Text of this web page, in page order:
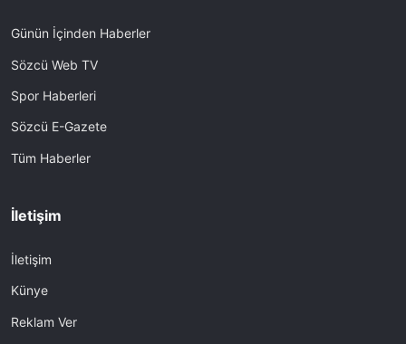
Günün İçinden Haberler
Sözcü Web TV
Spor Haberleri
Sözcü E-Gazete
Tüm Haberler
İletişim
İletişim
Künye
Reklam Ver